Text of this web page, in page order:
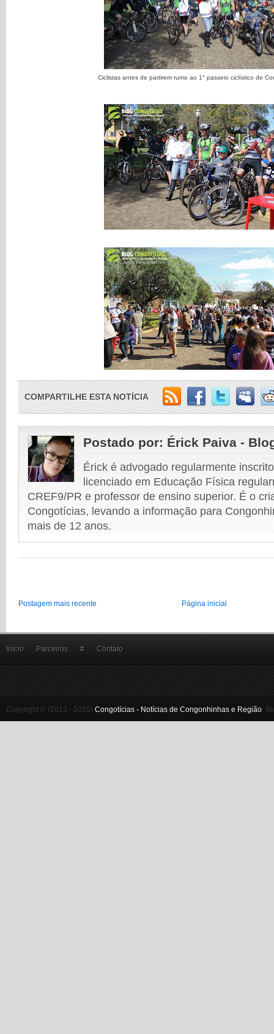
Ciclistas antes de partirem rumo ao 1° passeio ciclístico de
COMPARTILHE ESTA NOTÍCIA
Postado por: Érick Paiva -
Érick é advogado regularmente
licenciado em Educação Física
CREF9/PR e professor de ensino superior. É o
Congotícias, levando a informação para
mais de 12 anos.
Postagem mais recente Página inicial
Início Parceiros # Contato
Copyright © (2013 - 2025) Congotícias - Notícias de Congonhinhas e Região.